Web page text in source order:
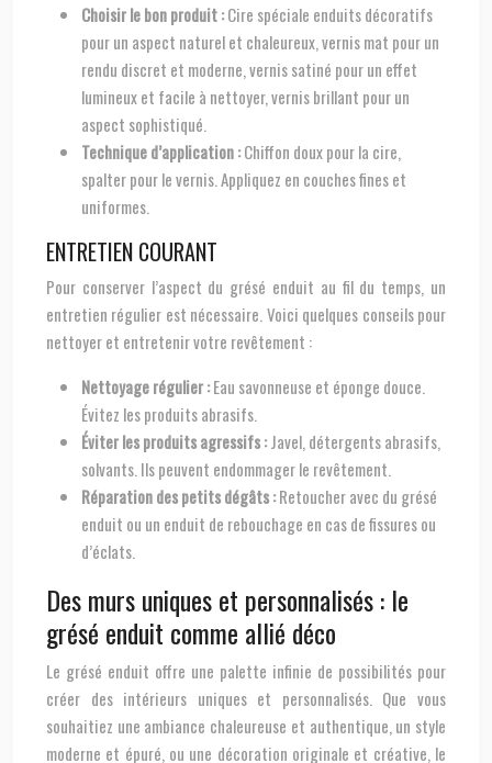
Choisir le bon produit :Cire spéciale enduits décoratifs
pour un aspect naturel et chaleureux, vernis mat pour un
rendu discret et moderne, vernis satiné pour un effet
lumineux et facile à nettoyer, vernis brillant pour un
aspect sophistiqué.
Technique d’application :Chiffon doux pour la cire,
spalter pour le vernis. Appliquez en couches fines et
uniformes.
ENTRETIEN COURANT
Pour conserver l’aspect du grésé enduit au fil du temps, un
entretien régulier est nécessaire. Voici quelques conseils pour
nettoyer et entretenir votre revêtement :
Nettoyage régulier :Eau savonneuse et éponge douce.
Évitez les produits abrasifs.
Éviter les produits agressifs :Javel, détergents abrasifs,
solvants. Ils peuvent endommager le revêtement.
Réparation des petits dégâts :Retoucher avec du grésé
enduit ou un enduit de rebouchage en cas de fissures ou
d’éclats.
Des murs uniques et personnalisés : le
grésé enduit comme allié déco
Le grésé enduit offre une palette infinie de possibilités pour
créer des intérieurs uniques et personnalisés. Que vous
souhaitiez une ambiance chaleureuse et authentique, un style
moderne et épuré, ou une décoration originale et créative, le